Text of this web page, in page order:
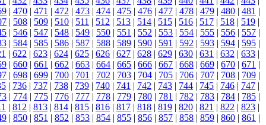
| 470 | 471 | 472 | 473 | 474 | 475 | 476 | 477 | 478 | 479 | 480 | 481 |
| 508 | 509 | 510 | 511 | 512 | 513 | 514 | 515 | 516 | 517 | 518 | 519 |
| 546 | 547 | 548 | 549 | 550 | 551 | 552 | 553 | 554 | 555 | 556 | 557 |
| 584 | 585 | 586 | 587 | 588 | 589 | 590 | 591 | 592 | 593 | 594 | 595 |
| 622 | 623 | 624 | 625 | 626 | 627 | 628 | 629 | 630 | 631 | 632 | 633 |
| 660 | 661 | 662 | 663 | 664 | 665 | 666 | 667 | 668 | 669 | 670 | 671 |
| 698 | 699 | 700 | 701 | 702 | 703 | 704 | 705 | 706 | 707 | 708 | 709 |
| 736 | 737 | 738 | 739 | 740 | 741 | 742 | 743 | 744 | 745 | 746 | 747 |
| 774 | 775 | 776 | 777 | 778 | 779 | 780 | 781 | 782 | 783 | 784 | 785 |
| 812 | 813 | 814 | 815 | 816 | 817 | 818 | 819 | 820 | 821 | 822 | 823 |
| 850 | 851 | 852 | 853 | 854 | 855 | 856 | 857 | 858 | 859 | 860 | 861 |